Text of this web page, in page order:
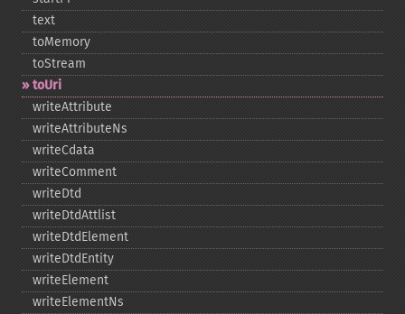
text
toMemory
toStream
toUri
writeAttribute
writeAttributeNs
writeCdata
writeComment
writeDtd
writeDtdAttlist
writeDtdElement
writeDtdEntity
writeElement
writeElementNs